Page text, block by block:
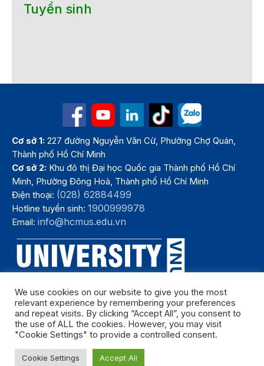
Tuyển sinh
Cơ sở 1: 227 đường Nguyễn Văn Cừ, Phường Chợ Quán,
Thành phố Hồ Chí Minh
Cơ sở 2: Khu đô thị Đại học Quốc gia Thành phố Hồ Chí
Minh, Phường Đông Hoà, Thành phố Hồ Chí Minh
Điện thoại: (028) 62884499
Hotline tuyển sinh:1900999978
Email:info@hcmus.edu.vn
Bản quyền thuộc Trường Đại học Khoa học tự nhiên, Đại học Quốc
We use cookies on our website to give you the most
relevant experience by remembering your preferences
and repeat visits. By clicking “Accept All”, you consent to
the use of ALL the cookies. However, you may visit
"Cookie Settings" to provide a controlled consent.
Cookie Settings Accept All